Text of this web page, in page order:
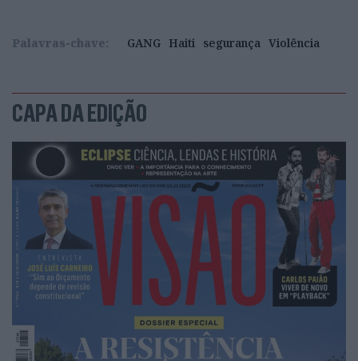
Palavras-chave: GANG Haiti segurança Violência
CAPA DA EDIÇÃO